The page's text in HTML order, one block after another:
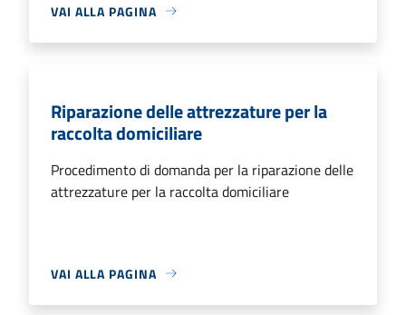
VAI ALLA PAGINA
Riparazione delle attrezzature per la
raccolta domiciliare
Procedimento di domanda per la riparazione delle
attrezzature per la raccolta domiciliare
VAI ALLA PAGINA